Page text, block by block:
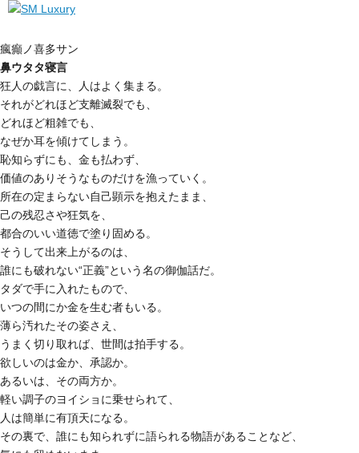
瘋癲ノ喜多サン
鼻ウタタ寝言
狂人の戯言に、人はよく集まる。
それがどれほど支離滅裂でも、
どれほど粗雑でも、
なぜか耳を傾けてしまう。
恥知らずにも、金も払わず、
価値のありそうなものだけを漁っていく。
所在の定まらない自己顕示を抱えたまま、
己の残忍さや狂気を、
都合のいい道徳で塗り固める。
そうして出来上がるのは、
誰にも破れない“正義”という名の御伽話だ。
タダで手に入れたもので、
いつの間にか金を生む者もいる。
薄ら汚れたその姿さえ、
うまく切り取れば、世間は拍手する。
欲しいのは金か、承認か。
あるいは、その両方か。
軽い調子のヨイショに乗せられて、
人は簡単に有頂天になる。
その裏で、誰にも知られずに語られる物語があることなど、